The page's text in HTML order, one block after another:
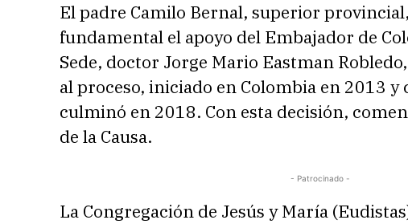
El padre Camilo Bernal, superior
fundamental el apoyo del Embajador de
Sede, doctor Jorge Mario Eastman
al proceso, iniciado en Colombia en 2013 y
culminó en 2018. Con esta decisión,
de la Causa.
- Patrocinado -
La Congregación de Jesús y María